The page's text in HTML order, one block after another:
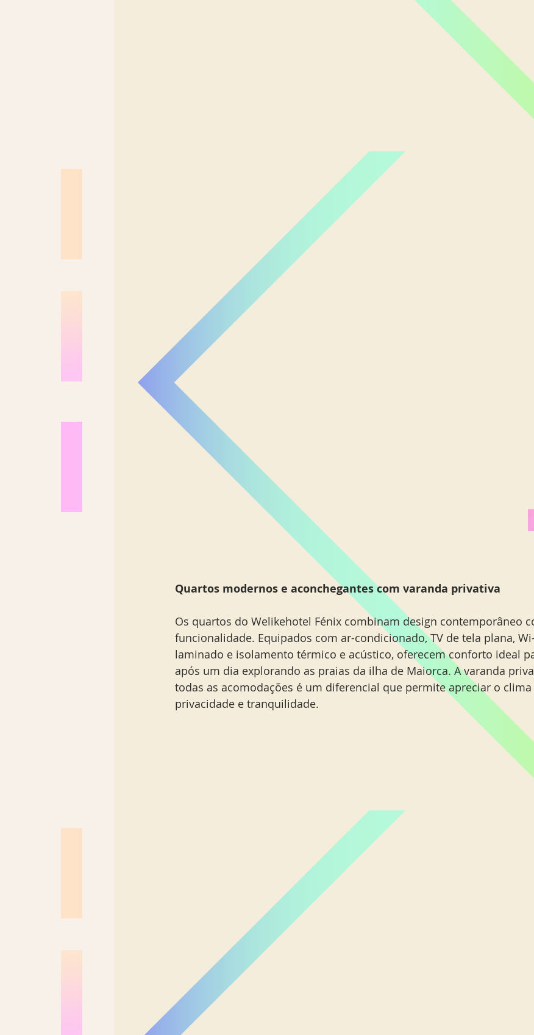
Quartos modernos e aconchegantes com varanda privativa
Os quartos do Welikehotel Fénix combinam design contemporâneo
funcionalidade. Equipados com ar-condicionado, TV de tela plana,
laminado e isolamento térmico e acústico, oferecem conforto ideal
após um dia explorando as praias da ilha de Maiorca. A varanda
todas as acomodações é um diferencial que permite apreciar o
privacidade e tranquilidade.